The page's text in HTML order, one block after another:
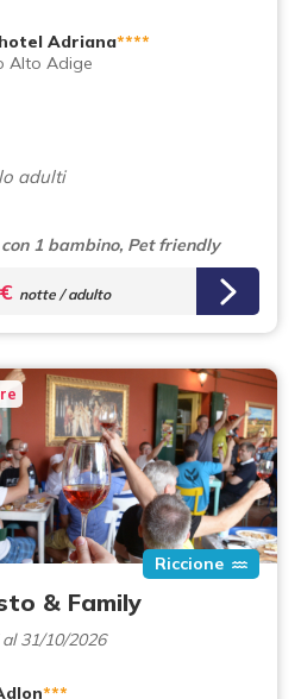
Adriana****
Alto Adige
adulti
1 bambino, Pet friendly
notte / adulto
Riccione
& Family
31/10/2026
***